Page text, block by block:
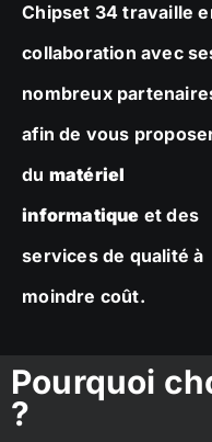
Chipset 34 travaille
collaboration avec
nombreux
afin de vous
du matériel
informatique et des
services de qualité à
moindre coût.
Pourquoi
?